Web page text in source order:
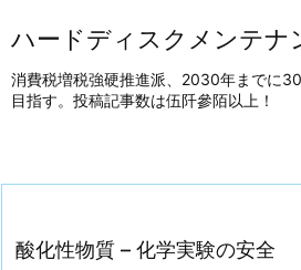
ハードディスクメンテナ
消費税増税強硬推進派、2030年までに
目指す。投稿記事数は伍阡參陌以上！
酸化性物質 – 化学実験の安全